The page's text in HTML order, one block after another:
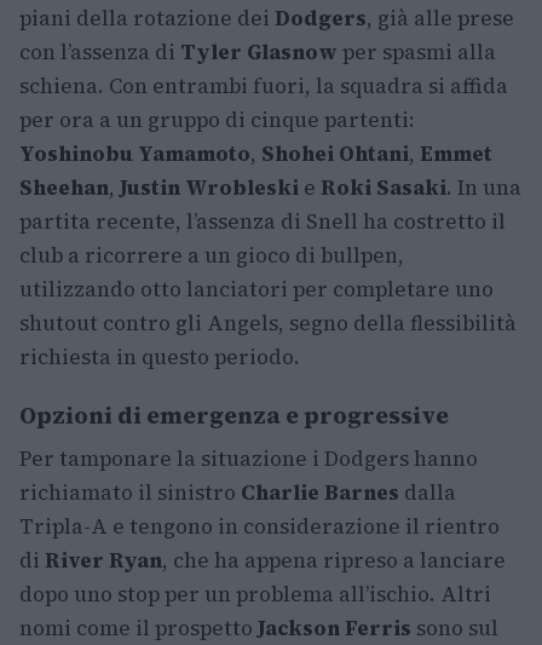
piani della rotazione dei Dodgers, già alle prese
con l’assenza di Tyler Glasnow per spasmi alla
schiena. Con entrambi fuori, la squadra si affida
per ora a un gruppo di cinque partenti:
Yoshinobu Yamamoto, Shohei Ohtani, Emmet
Sheehan,Justin Wrobleski e Roki Sasaki. In una
partita recente, l’assenza di Snell ha costretto il
club a ricorrere a un gioco di bullpen,
utilizzando otto lanciatori per completare uno
shutout contro gli Angels, segno della flessibilità
richiesta in questo periodo.
Opzioni di emergenza e progressive
Per tamponare la situazione i Dodgers hanno
richiamato il sinistro Charlie Barnes dalla
Tripla-A e tengono in considerazione il rientro
di River Ryan, che ha appena ripreso a lanciare
dopo uno stop per un problema all’ischio. Altri
nomi come il prospettoJackson Ferris sono sul